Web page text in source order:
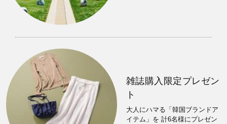
雑誌購入限定プレゼン
ト
大人にハマる「韓国ブランドア
イテム」を 計6名様にプレゼン